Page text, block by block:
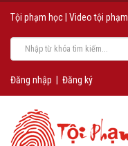
Tội phạm học Video tội phạm
Đăng nhập Đăng ký